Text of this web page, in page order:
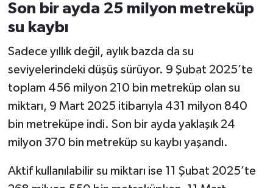
Son bir ayda 25 milyon metreküp
su kaybı
Sadece yıllık değil, aylık bazda da su
seviyelerindeki düşüş sürüyor. 9 Şubat 2025’te
toplam 456 milyon 210 bin metreküp olan su
miktarı, 9 Mart 2025 itibarıyla 431 milyon 840
bin metreküpe indi. Son bir ayda yaklaşık 24
milyon 370 bin metreküp su kaybı yaşandı.
Aktif kullanılabilir su miktarı ise 11 Şubat 2025’te